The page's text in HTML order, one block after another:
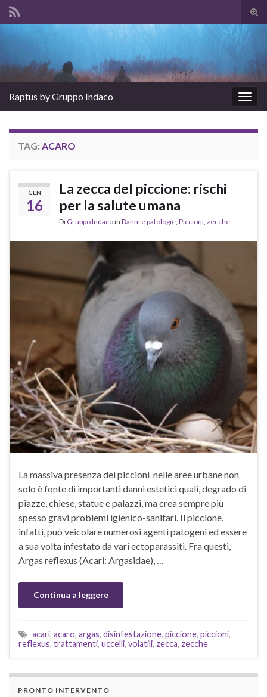
il
la
Raptus by Gruppo Indaco
TAG: ACARO
GEN
16
La zecca del piccione: rischi
per la salute umana
Di Gruppo Indacoin Danni e patologie Piccioni zecche
La massiva presenza dei piccioni nelle aree urbane non
solo è fonte di importanti danni estetici quali, degrado di
piazze, chiese, statue e palazzi, ma crea sempre più
spesso gravi problemi igienico-sanitari. Il piccione,
infatti, può veicolare numerosi agenti patogeni ed essere
a sua volta infestato da vari ectoparassiti. Fra questi,
Argas reflexus (Acari: Argasidae), …
Continua a leggere
acari, acaro, argas, disinfestazione, piccione, piccioni,
reflexus, trattamenti, uccelli, volatili, zecca, zecche
PRONTO INTERVENTO